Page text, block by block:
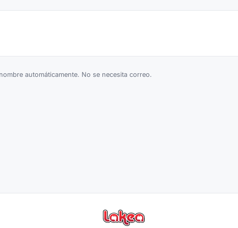
automáticamente. No se necesita correo.